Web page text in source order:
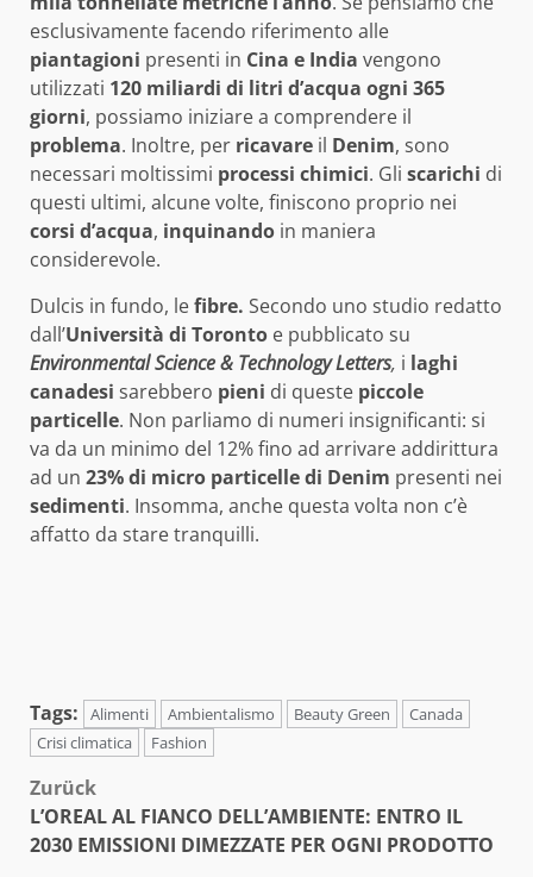
esclusivamente facendo riferimento alle
piantagioni presenti in Cina e India vengono
utilizzati 120 miliardi di litri d’acqua ogni 365
giorni, possiamo iniziare a comprendere il
problema. Inoltre, per ricavare il Denim, sono
necessari moltissimi processi chimici. Gli scarichi di
questi ultimi, alcune volte, finiscono proprio nei
corsi d’acqua, inquinando in maniera
considerevole.
Dulcis in fundo, lefibre. Secondo uno studio redatto
dall’Università di Toronto e pubblicato su
Environmental Science & Technology Letters, i laghi
canadesi sarebbero pieni di queste piccole
particelle. Non parliamo di numeri insignificanti: si
va da un minimo del 12% fino ad arrivare addirittura
ad un 23% di micro particelle di Denim presenti nei
sedimenti. Insomma, anche questa volta non c’è
affatto da stare tranquilli.
Tags: Alimenti Ambientalismo Beauty Green
Canada
Crisi climatica
Fashion
Beitragsnavigation
Zurück
L’OREAL AL FIANCO DELL’AMBIENTE: ENTRO IL
2030 EMISSIONI DIMEZZATE PER OGNI PRODOTTO